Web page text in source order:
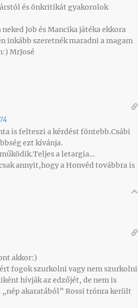
és önkritikát gyakorolok
Job és Mancika játéka ekkora
inkább szeretnék maradni a magam
MrJosé
is felteszi a kérdést föntebb.Csábi
ezt kívánja.
a letargia…
annyit,hogy a Honvéd továbbra is
akkor:)
fogok szurkolni vagy nem szurkolni
hívják az edzőjét, de nem is
akaratából” Rossi trónra került